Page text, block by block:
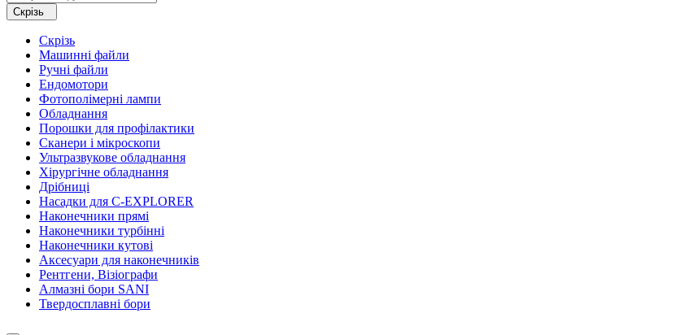
Скрізь
Скрізь
Машинні файли
Ручні файли
Ендомотори
Фотополімерні лампи
Обладнання
Порошки для профілактики
Сканери і мікроскопи
Ультразвукове обладнання
Хірургічне обладнання
Дрібниці
Насадки для C-EXPLORER
Наконечники прямі
Наконечники турбінні
Наконечники кутові
Аксесуари для наконечників
Рентгени, Візіографи
Алмазні бори SANI
Твердосплавні бори